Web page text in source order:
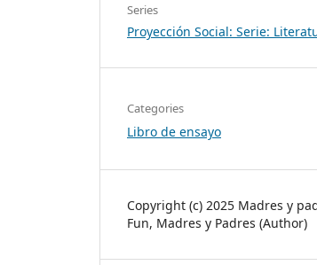
Series
Proyección Social: Serie:
Categories
Libro de ensayo
Copyright (c) 2025 Madres y
Fun, Madres y Padres (Author)